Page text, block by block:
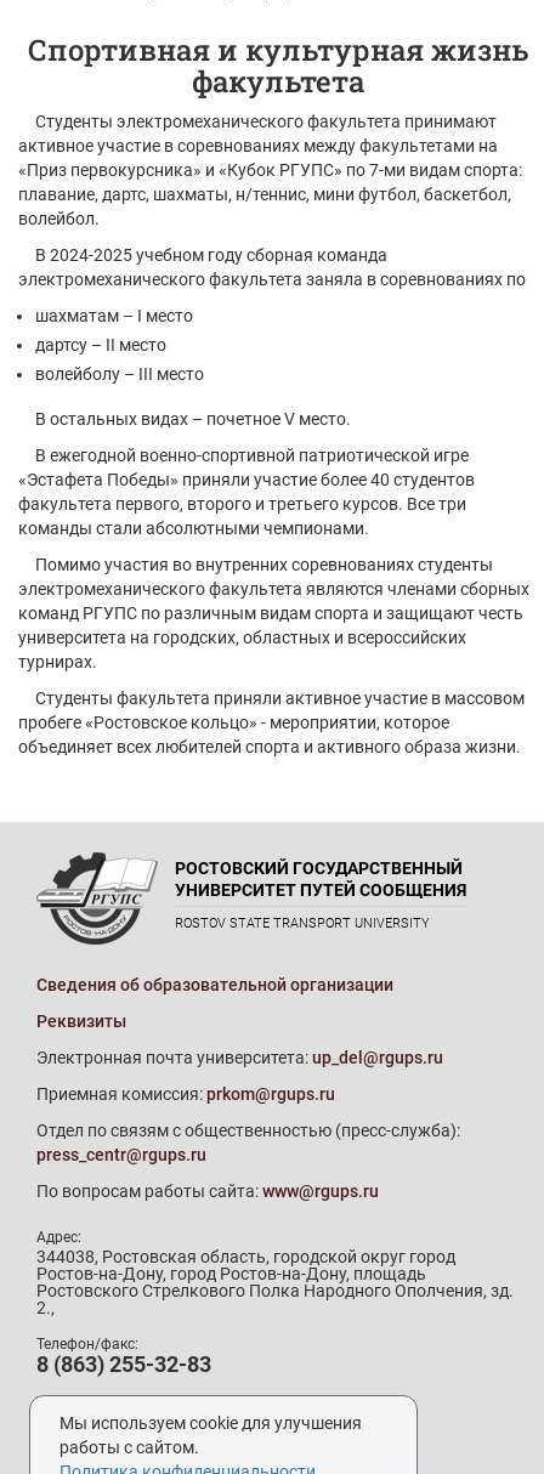
Спортивная и культурная жизнь
факультета
Студенты электромеханического факультета принимают
активное участие в соревнованиях между факультетами на
«Приз первокурсника» и «Кубок РГУПС» по 7-ми видам спорта:
плавание, дартс, шахматы, н/теннис, мини футбол, баскетбол,
волейбол.
В 2024-2025 учебном году сборная команда
электромеханического факультета заняла в соревнованиях по
шахматам – I место
дартсу – II место
волейболу – III место
В остальных видах – почетное V место.
В ежегодной военно-спортивной патриотической игре
«Эстафета Победы» приняли участие более 40 студентов
факультета первого, второго и третьего курсов. Все три
команды стали абсолютными чемпионами.
Помимо участия во внутренних соревнованиях студенты
электромеханического факультета являются членами сборных
команд РГУПС по различным видам спорта и защищают честь
университета на городских, областных и всероссийских
турнирах.
Студенты факультета приняли активное участие в массовом
пробеге «Ростовское кольцо» - мероприятии, которое
объединяет всех любителей спорта и активного образа жизни.
РОСТОВСКИЙ ГОСУДАРСТВЕННЫЙ
УНИВЕРСИТЕТ ПУТЕЙ СООБЩЕНИЯ
ROSTOV STATE TRANSPORT UNIVERSITY
Сведения об образовательной организации
Реквизиты
Электронная почта университета:up_del@rgups.ru
Приемная комиссия:prkom@rgups.ru
Отдел по связям с общественностью (пресс-служба):
press_centr@rgups.ru
По вопросам работы сайта:www@rgups.ru
Адрес:
344038, Ростовская область, городской округ город
Ростов-на-Дону, город Ростов-на-Дону, площадь
Ростовского Стрелкового Полка Народного Ополчения, зд.
2.,
Телефон/факс:
8 (863) 255-32-83
Телефон приемной комиссии:
8 (800) 707-19-29
8 (863) 272-64-88
Мы используем cookie для улучшения
работы с сайтом.